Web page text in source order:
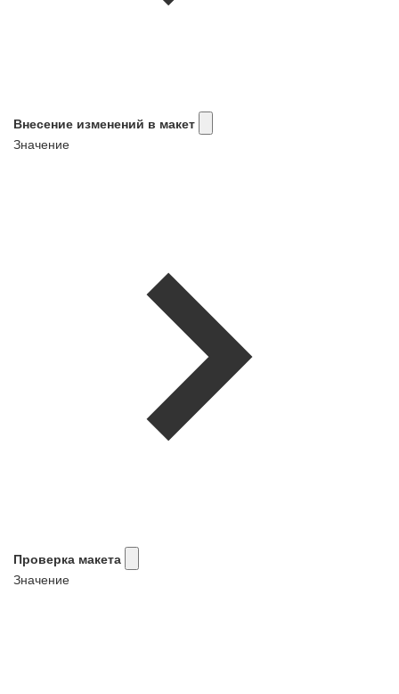
Внесение изменений в макет
Значение
Проверка макета
Значение